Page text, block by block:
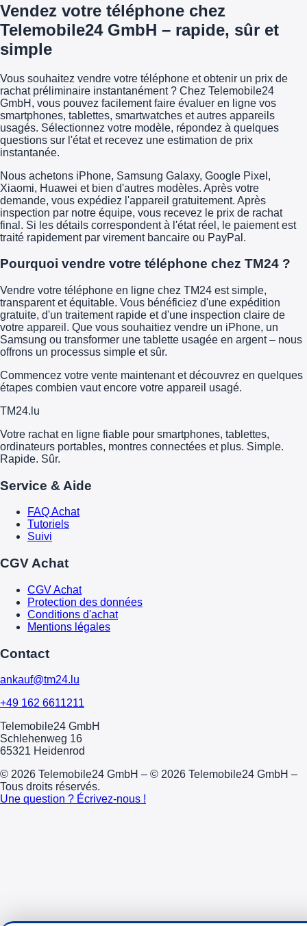
Vendez votre téléphone chez
Telemobile24 GmbH – rapide, sûr et
simple
Vous souhaitez vendre votre téléphone et obtenir un prix de
rachat préliminaire instantanément ? Chez Telemobile24
GmbH, vous pouvez facilement faire évaluer en ligne vos
smartphones, tablettes, smartwatches et autres appareils
usagés. Sélectionnez votre modèle, répondez à quelques
questions sur l'état et recevez une estimation de prix
instantanée.
Nous achetons iPhone, Samsung Galaxy, Google Pixel,
Xiaomi, Huawei et bien d'autres modèles. Après votre
demande, vous expédiez l'appareil gratuitement. Après
inspection par notre équipe, vous recevez le prix de rachat
final. Si les détails correspondent à l'état réel, le paiement est
traité rapidement par virement bancaire ou PayPal.
Pourquoi vendre votre téléphone chez TM24 ?
Vendre votre téléphone en ligne chez TM24 est simple,
transparent et équitable. Vous bénéficiez d'une expédition
gratuite, d'un traitement rapide et d'une inspection claire de
votre appareil. Que vous souhaitiez vendre un iPhone, un
Samsung ou transformer une tablette usagée en argent – nous
offrons un processus simple et sûr.
Commencez votre vente maintenant et découvrez en quelques
étapes combien vaut encore votre appareil usagé.
TM24.lu
Votre rachat en ligne fiable pour smartphones, tablettes,
ordinateurs portables, montres connectées et plus. Simple.
Rapide. Sûr.
Service & Aide
FAQ Achat
Tutoriels
Suivi
CGV Achat
CGV Achat
Protection des données
Conditions d'achat
Mentions légales
Contact
ankauf@tm24.lu
+49 162 6611211
Telemobile24 GmbH
Schlehenweg 16
65321 Heidenrod
© 2026 Telemobile24 GmbH – © 2026 Telemobile24 GmbH –
Tous droits réservés.
Une question ? Écrivez-nous !